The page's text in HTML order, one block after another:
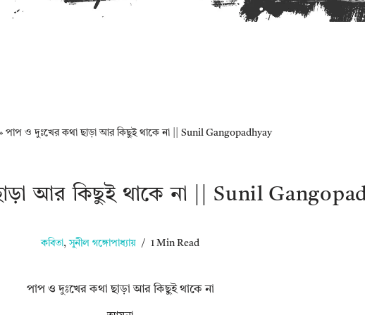
পাপ ও দুঃখের কথা ছাড়া আর কিছুই থাকে না || Sunil Gangopadhyay
আর কিছুই থাকে না || Sunil
কবিতা,সুনীল গঙ্গোপাধ্যায় 1 Min Read
পাপ ও দুঃখের কথা ছাড়া আর কিছুই থাকে না